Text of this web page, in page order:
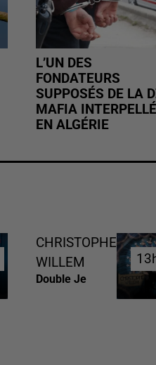
L’UN DES
FONDATEURS
SUPPOSÉS DE LA
MAFIA INTERPELLÉ
EN ALGÉRIE
CHRISTOPHE
WILLEM
Double Je